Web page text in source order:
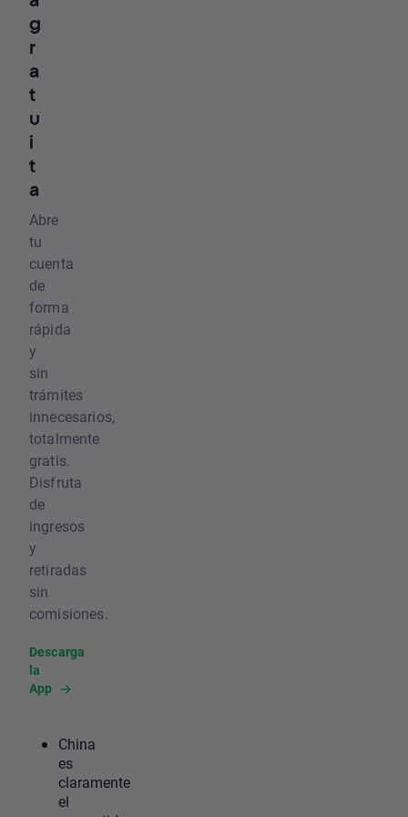
g
r
a
t
u
i
t
a
Abre
tu
cuenta
de
forma
rápida
y
sin
trámites
innecesarios,
totalmente
gratis.
Disfruta
de
ingresos
y
retiradas
sin
comisiones.
Descarga
la
App
China
es
claramente
el